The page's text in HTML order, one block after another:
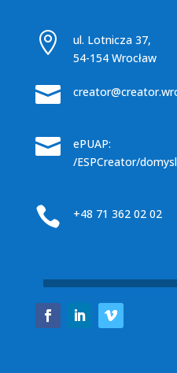

ul. Lotnicza 37,
54-154 Wrocław


ePUAP:
/ESPCreator/
 +48 71 362 02 02